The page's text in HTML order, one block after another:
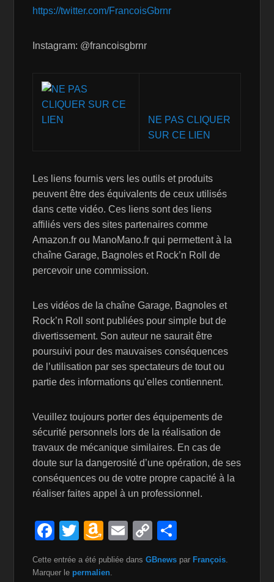
https://twitter.com/FrancoisGbrnr
Instagram: @francoisgbrnr
NE PAS CLIQUER
SUR CE LIEN
Les liens fournis vers les outils et produits
peuvent être des équivalents de ceux utilisés
dans cette vidéo. Ces liens sont des liens
affiliés vers des sites partenaires comme
Amazon.fr ou ManoMano.fr qui permettent à la
chaîne Garage, Bagnoles et Rock’n Roll de
percevoir une commission.
Les vidéos de la chaîne Garage, Bagnoles et
Rock’n Roll sont publiées pour simple but de
divertissement. Son auteur ne saurait être
poursuivi pour des mauvaises conséquences
de l’utilisation par ses spectateurs de tout ou
partie des informations qu’elles contiennent.
Veuillez toujours porter des équipements de
sécurité personnels lors de la réalisation de
travaux de mécanique similaires. En cas de
doute sur la dangerosité d’une opération, de ses
conséquences ou de votre propre capacité à la
réaliser faites appel à un professionnel.
F
c
T
wi
tt
A
m
a
E
m
ail
C
o
p
ar
ta
Cette entrée a été publiée dansGBnews par François.
Marquer le permalien.